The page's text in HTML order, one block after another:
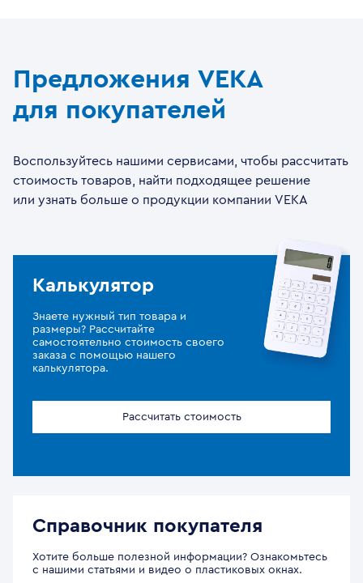
Предложения VEKA
для покупателей
Воспользуйтесь нашими сервисами, чтобы рассчитать
стоимость товаров, найти подходящее решение
или узнать больше о продукции компании VEKA
Калькулятор
Знаете нужный тип товара и
размеры? Рассчитайте
самостоятельно стоимость своего
заказа с помощью нашего
калькулятора.
Рассчитать стоимость
Справочник покупателя
Хотите больше полезной информации? Ознакомьтесь
с нашими статьями и видео о пластиковых окнах.